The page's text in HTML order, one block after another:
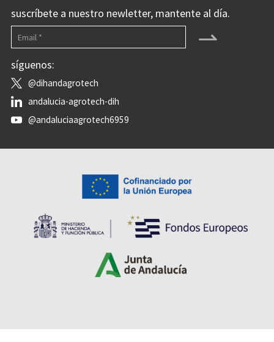
suscríbete a nuestro newletter, mantente al día.
⇀
síguenos:
@dihandagrotech
andalucia-agrotech-dih
@andaluciaagrotech6959